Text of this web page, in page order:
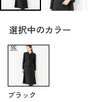
選択中のカラー
ブラック